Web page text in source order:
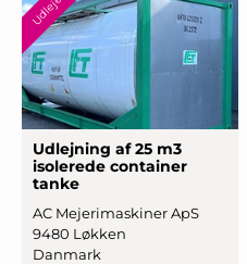
Udlejes
Udlejning af 25 m3
isolerede container
tanke
AC Mejerimaskiner ApS
9480 Løkken
Danmark